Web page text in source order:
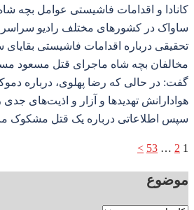
کانادا و اقدامات فاشیستی عوامل بچه
ساواک در کشورهای مختلف رادیو
تحقیقی درباره اقدامات فاشیستی
مخالفان بچه شاه ماجرای قتل مسعود
گفت: در حالی که رضا پهلوی، درباره
هوادارانش تهدیدها و آزار و اذیت‌های
سپس اطلاعاتی درباره یک قتل مشکوک
صفحه‌بندی
نوشته‌ها
1
2
…
53
>
موضوع